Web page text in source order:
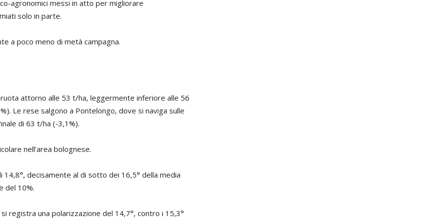
agronomici messi in atto per migliorare
solo in parte.
a poco meno di metà campagna.
attorno alle 53 t/ha, leggermente inferiore alle 56
Le rese salgono a Pontelongo, dove si naviga sulle
di 63 t/ha (-3,1%).
nell’area bolognese.
decisamente al di sotto dei 16,5° della media
del 10%.
registra una polarizzazione del 14,7°, contro i 15,3°